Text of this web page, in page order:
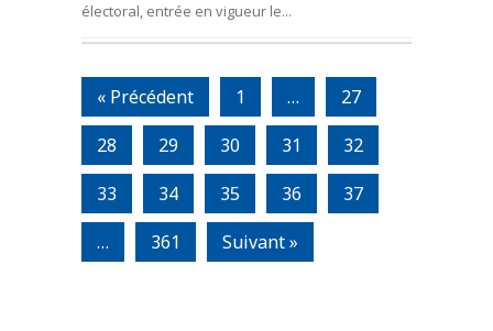
électoral, entrée en vigueur le...
« Précédent 1 …
27
28
29 30 31
32
33
34 35 36
37
…
361 Suivant »